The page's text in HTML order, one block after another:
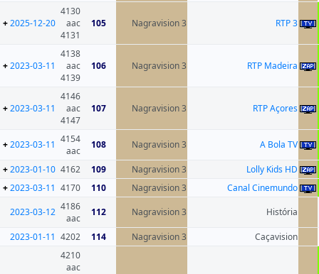
Nagravision 3
aac
2025-12-20
Nagravision 3
aac
2023-03-11
Nagravision 3
aac
2023-03-11
Nagravision 3
4154
aac
2023-03-11
Nagravision 3
4162
2023-01-10
Nagravision 3
4170
2023-03-11
Nagravision 3
4186
aac
2023-03-12
Nagravision 3
4202
2023-01-11